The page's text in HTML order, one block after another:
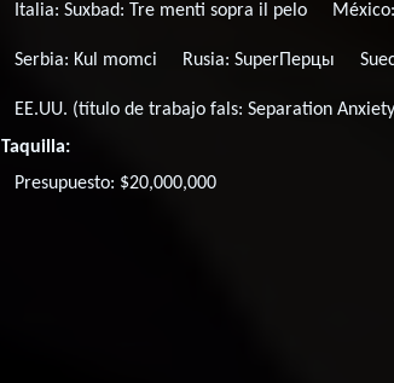
Italia: Suxbad: Tre menti sopra il pelo
Serbia: Kul momci Rusia:SuperПерцы
EE.UU. (título de trabajo fals: Separation Anxiety
Taquilla:
Presupuesto: $20,000,000